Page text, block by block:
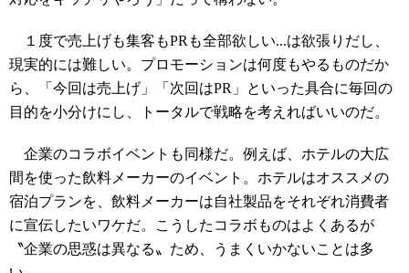
１度で売上げも集客もPRも全部欲しい...は欲張りだし、
現実的には難しい。プロモーションは何度もやるものだか
ら、「今回は売上げ」「次回はPR」といった具合に毎回の
目的を小分けにし、トータルで戦略を考えればいいのだ。
企業のコラボイベントも同様だ。例えば、ホテルの大広
間を使った飲料メーカーのイベント。ホテルはオススメの
宿泊プランを、飲料メーカーは自社製品をそれぞれ消費者
に宣伝したいワケだ。こうしたコラボものはよくあるが
〝企業の思惑は異なる〟ため、うまくいかないことは多